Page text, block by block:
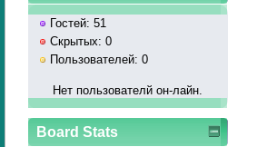
Гостей: 51
Скрытых: 0
Пользователей: 0
Нет пользователй он-лайн.
Board Stats